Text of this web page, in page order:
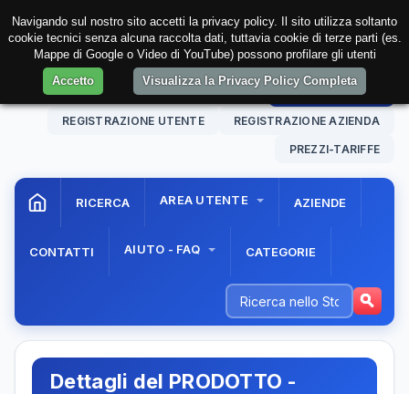
10 Aug. 202606:25:03 AREA RISERVATA
REGISTRAZIONE UTENTE REGISTRAZIONE AZIENDA
PREZZI-TARIFFE
RICERCA AREA UTENTE AZIENDE
CONTATTI AIUTO - FAQ CATEGORIE
Dettagli del PRODOTTO -
Navigando sul nostro sito accetti la privacy policy. Il sito utilizza soltanto
cookie tecnici senza alcuna raccolta dati, tuttavia cookie di terze parti (es.
Mappe di Google o Video di YouTube) possono profilare gli utenti
Accetto
Visualizza la Privacy Policy Completa